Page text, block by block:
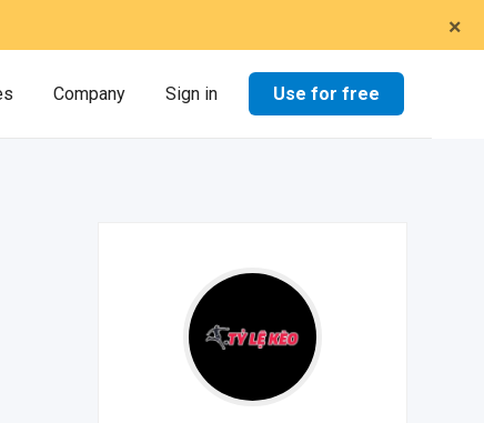
×
Company Sign in Use for free